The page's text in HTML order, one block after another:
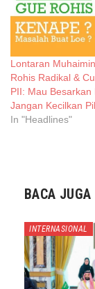
Lontaran
Rohis Radikal &
PII: Mau Besarkan
Jangan Kecilkan
In "Headlines"
BACA JUGA
INTERNASIONAL